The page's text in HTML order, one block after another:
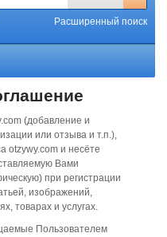
Расширенный поиск
(добавление и
или отзыва и т.п.),
otzywy.com и несёте
Вами
при регистрации
изображений,
товарах и услугах.
Пользователем